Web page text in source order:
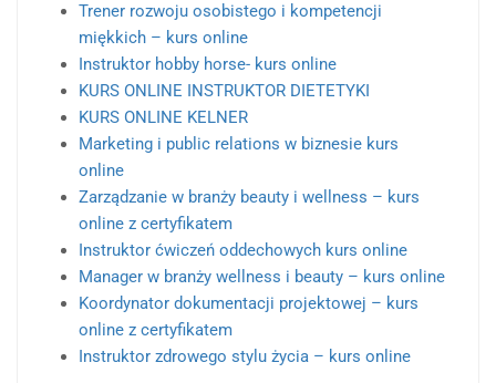
Trener rozwoju osobistego i kompetencji
miękkich – kurs online
Instruktor hobby horse- kurs online
KURS ONLINE INSTRUKTOR DIETETYKI
KURS ONLINE KELNER
Marketing i public relations w biznesie kurs
online
Zarządzanie w branży beauty i wellness – kurs
online z certyfikatem
Instruktor ćwiczeń oddechowych kurs online
Manager w branży wellness i beauty – kurs online
Koordynator dokumentacji projektowej – kurs
online z certyfikatem
Instruktor zdrowego stylu życia – kurs online